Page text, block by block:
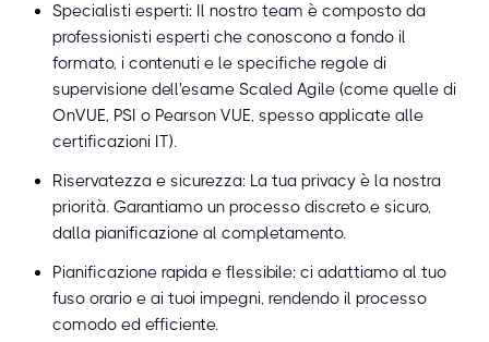
Specialisti esperti: Il nostro team è composto da
professionisti esperti che conoscono a fondo il
formato, i contenuti e le specifiche regole di
supervisione dell'esame Scaled Agile (come quelle di
OnVUE, PSI o Pearson VUE, spesso applicate alle
certificazioni IT).
Riservatezza e sicurezza: La tua privacy è la nostra
priorità. Garantiamo un processo discreto e sicuro,
dalla pianificazione al completamento.
Pianificazione rapida e flessibile: ci adattiamo al tuo
fuso orario e ai tuoi impegni, rendendo il processo
comodo ed efficiente.